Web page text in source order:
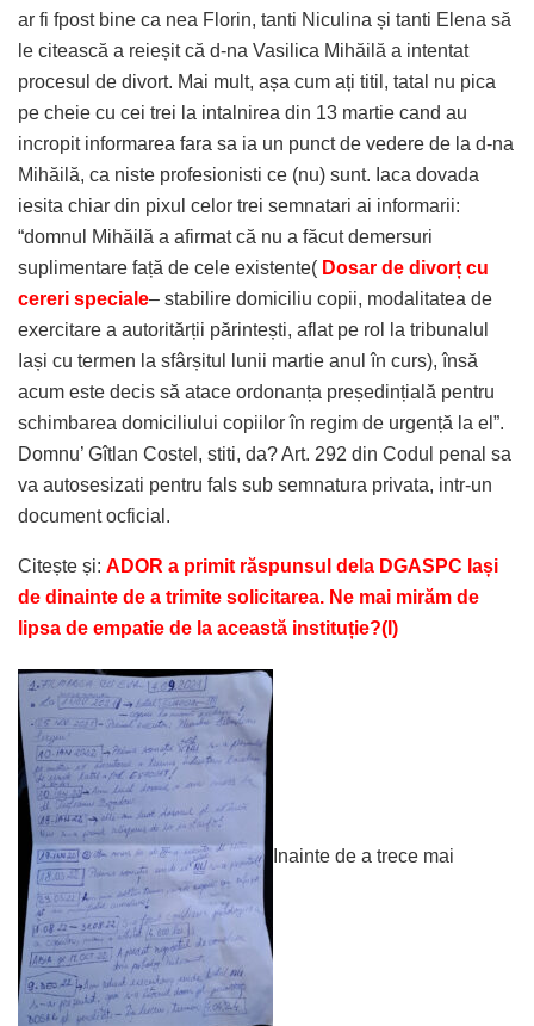
ar fi fpost bine ca nea Florin, tanti Niculina și tanti Elena să
le citească a reieșit că d-na Vasilica Mihăilă a intentat
procesul de divort. Mai mult, așa cum ați titil, tatal nu pica
pe cheie cu cei trei la intalnirea din 13 martie cand au
incropit informarea fara sa ia un punct de vedere de la d-na
Mihăilă, ca niste profesionisti ce (nu) sunt. Iaca dovada
iesita chiar din pixul celor trei semnatari ai informarii:
“domnul Mihăilă a afirmat că nu a făcut demersuri
suplimentare față de cele existente( Dosar de divorț cu
cereri speciale– stabilire domiciliu copii, modalitatea de
exercitare a autoritărții părintești, aflat pe rol la tribunalul
Iași cu termen la sfârșitul lunii martie anul în curs), însă
acum este decis să atace ordonanța președințială pentru
schimbarea domiciliului copiilor în regim de urgență la el”.
Domnu’ Gîtlan Costel, stiti, da? Art. 292 din Codul penal sa
va autosesizati pentru fals sub semnatura privata, intr-un
document ocficial.
Citește și: ADOR a primit răspunsul dela DGASPC Iași
de dinainte de a trimite solicitarea. Ne mai mirăm de
lipsa de empatie de la această instituție?(I)
Inainte de a trece mai